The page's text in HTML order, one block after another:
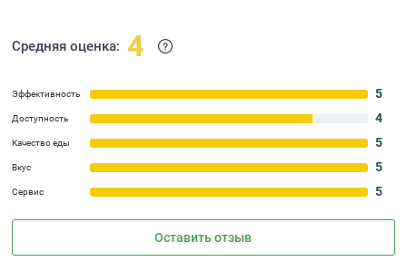
Средняя оценка: 4
Эффективность 5
Доступность 4
Качество еды 5
Вкус 5
Сервис 5
Оставить отзыв